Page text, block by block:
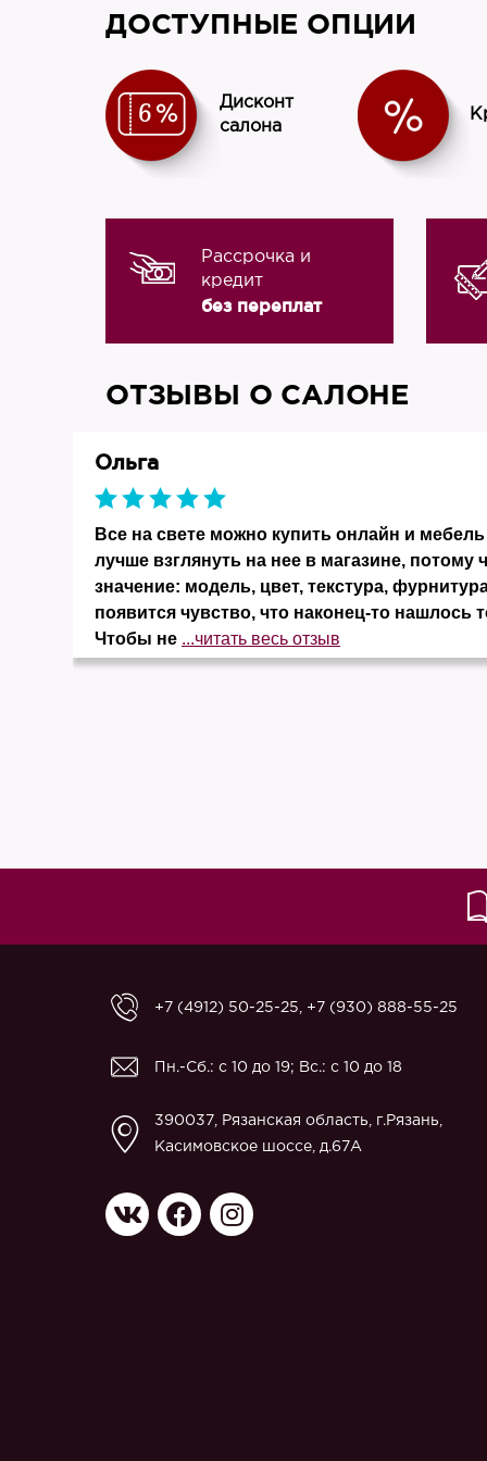
ДОСТУПНЫЕ ОПЦИИ
Дисконт
салона
Рассрочка и
кредит
без переплат
ОТЗЫВЫ О САЛОНЕ
Ольга
Все на свете можно купить онлайн и
лучше взглянуть на нее в магазине, потому
значение: модель, цвет, текстура,
появится чувство, что наконец-то нашлось
Чтобы не ...читать весь отзыв
+7 (4912) 50-25-25 +7 (930) 888-55-25
Пн.-Сб.: с 10 до 19; Вс.: с 10 до 18
390037, Рязанская область, г.Рязань,
Касимовское шоссе, д.67A